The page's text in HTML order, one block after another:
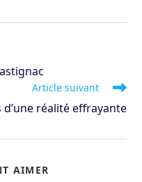
Article suivant
réalité effrayante
AIMER